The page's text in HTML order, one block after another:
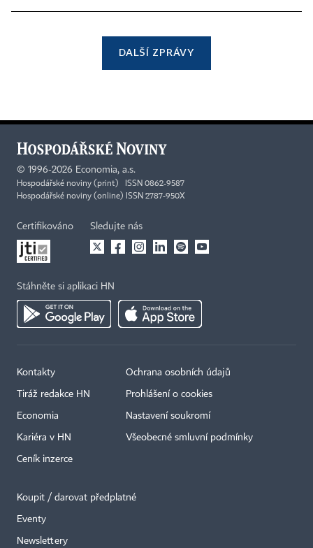
DALŠÍ ZPRÁVY
© 1996-2026 Economia, a.s.
Hospodářské noviny (print) ISSN 0862-9587
Hospodářské noviny (online) ISSN 2787-950X
Certifikováno Sledujte nás
Stáhněte si aplikaci HN
Kontakty
Tiráž redakce HN
Economia
Kariéra v HN
Ceník inzerce
Ochrana osobních údajů
Prohlášení o cookies
Nastavení soukromí
Všeobecné smluvní podmínky
Koupit / darovat předplatné
Eventy
Newslettery